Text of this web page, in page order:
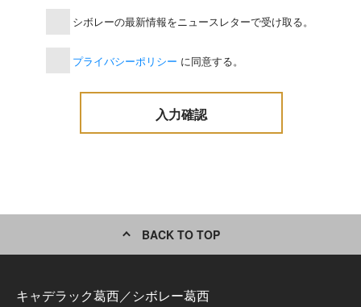
シボレーの最新情報をニュースレターで受け取る。
プライバシーポリシー に同意する。
BACK TO TOP
キャデラック葛西／シボレー葛西